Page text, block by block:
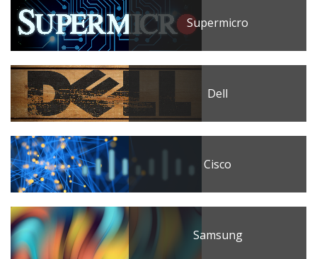
Supermicro
Dell
Cisco
Samsung